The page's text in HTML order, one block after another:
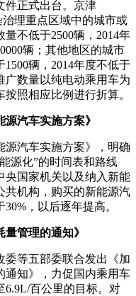
正式出台。京津
治理重点区域中的城市或
不低于2500辆，2014年
辆；其他地区的城市
辆，2014年度不低于
广数量以纯电动乘用车为
照相应比例进行折算。
源汽车实施方案》
汽车实施方案》，明确
源化”的时间表和路线
央国家机关以及纳入新能
共机构，购买的新能源汽
，以后逐年提高。
量管理的通知》
等五部委联合发出《加
通知》，力促国内乘用车
6.9L/百公里的目标。对